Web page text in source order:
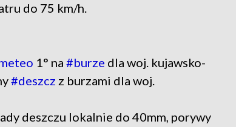
do 75 km/h.
1° na #burze dla woj. kujawsko-
#deszcz z burzami dla woj.
deszczu lokalnie do 40mm, porywy